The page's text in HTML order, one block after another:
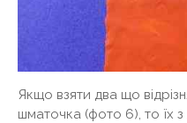
Якщо взяти два що
шматочка (фото 6), то їх